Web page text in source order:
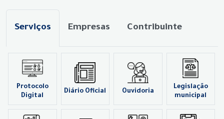
Serviços Empresas Contribuinte
Protocolo
Digital
Diário Oficial Ouvidoria
Legislação
municipal